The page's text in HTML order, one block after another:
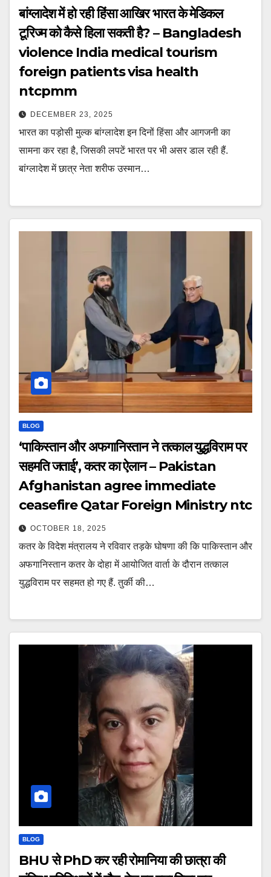
बांग्लादेश में हो रही हिंसा आखिर भारत के मेडिकल
टूरिज्म को कैसे हिला सकती है? – Bangladesh
violence India medical tourism
foreign patients visa health
ntcpmm
DECEMBER 23, 2025
भारत का पड़ोसी मुल्क बांग्लादेश इन दिनों हिंसा और आगजनी का
सामना कर रहा है, जिसकी लपटें भारत पर भी असर डाल रही हैं.
बांग्लादेश में छात्र नेता शरीफ उस्मान…
BLOG
‘पाकिस्तान और अफगानिस्तान ने तत्काल युद्धविराम पर
सहमति जताई’, कतर का ऐलान – Pakistan
Afghanistan agree immediate
ceasefire Qatar Foreign Ministry ntc
OCTOBER 18, 2025
कतर के विदेश मंत्रालय ने रविवार तड़के घोषणा की कि पाकिस्तान और
अफगानिस्तान कतर के दोहा में आयोजित वार्ता के दौरान तत्काल
युद्धविराम पर सहमत हो गए हैं. तुर्की की…
BLOG
BHU से PhD कर रही रोमानिया की छात्रा की